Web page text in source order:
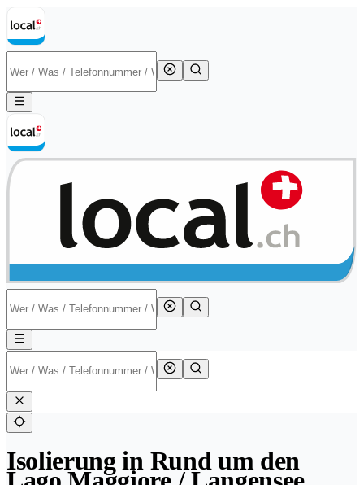
Isolierung in Rund um den